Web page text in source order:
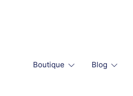
Boutique Blog